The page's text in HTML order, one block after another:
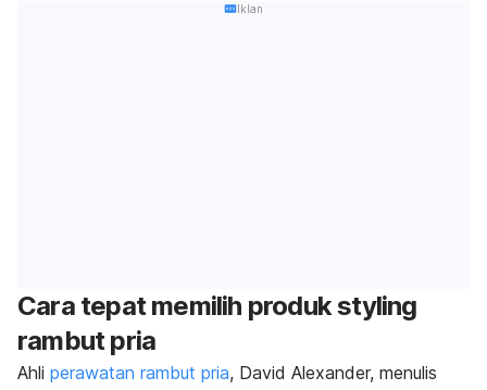
Iklan
Cara tepat memilih produk styling
rambut pria
Ahli perawatan rambut pria, David Alexander, menulis